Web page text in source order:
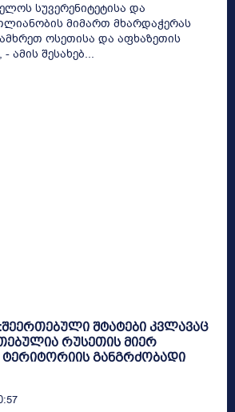
სუვერენიტეტისა და
მიმართ მხარდაჭერას
ოსეთისა და აფხაზეთის
ამის შესახებ...
შტატები კვლავაც
რუსეთის მიერ
განგრძობადი